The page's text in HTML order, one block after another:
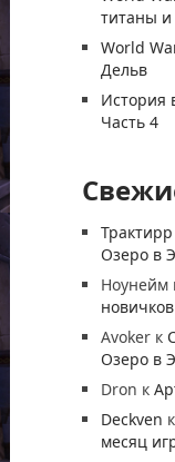
титаны и
World
Дельв
История
Часть 4
Трактирр
Озеро в
Ноунейм
Avokerк
Озеро в
Dron к
Deckven к
месяц